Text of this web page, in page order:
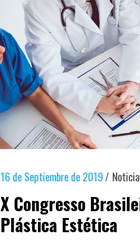
16 de Septiembre de 2019
X Congresso
Plástica Estética